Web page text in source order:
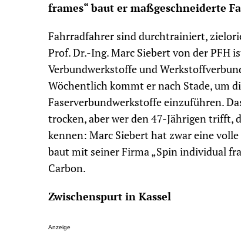
frames“ baut er maßgeschneiderte
Fahrradfahrer sind durchtrainiert,
Prof. Dr.-Ing. Marc Siebert von der PFH
Verbundwerkstoffe und
Wöchentlich kommt er nach Stade, um
Faserverbundwerkstoffe einzuführen.
trocken, aber wer den 47-Jährigen
kennen: Marc Siebert hat zwar eine
baut mit seiner Firma „Spin individual
Carbon.
Zwischenspurt in Kassel
Anzeige